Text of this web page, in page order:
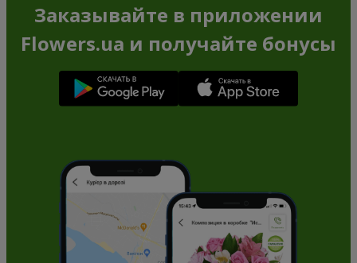
Заказывайте в приложении
Flowers.ua и получайте бонусы